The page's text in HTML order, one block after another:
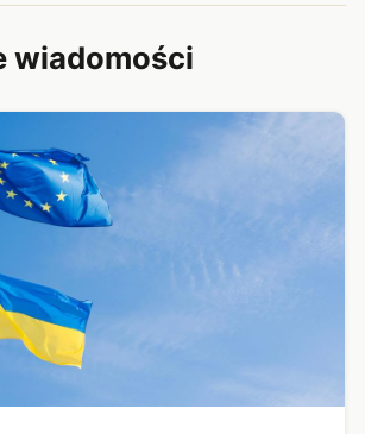
wiadomości